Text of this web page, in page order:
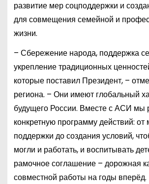
развитие мер соцподдержки и
для совмещения семейной и
жизни.
– Сбережение народа, поддержка
укрепление традиционных
которые поставил Президент, –
региона. – Они имеют глобальный
будущего России. Вместе с АСИ мы
конкретную программу действий:
поддержки до создания условий,
могли и работать, и воспитывать
рамочное соглашение – дорожная
совместной работы на годы вперёд.